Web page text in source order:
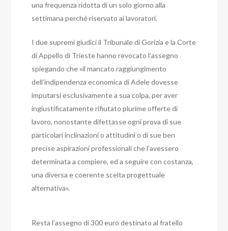
una frequenza ridotta di un solo giorno alla
settimana perché riservato ai lavoratori.
I due supremi giudici il Tribunale di Gorizia e la Corte
di Appello di Trieste hanno revocato l’assegno
spiegando che «il mancato raggiungimento
dell’indipendenza economica di Adele dovesse
imputarsi esclusivamente a sua colpa, per aver
ingiustificatamente rifiutato plurime offerte di
lavoro, nonostante difettasse ogni prova di sue
particolari inclinazioni o attitudini o di sue ben
precise aspirazioni professionali che l’avessero
determinata a compiere, ed a seguire con costanza,
una diversa e coerente scelta progettuale
alternativa».
Resta l’assegno di 300 euro destinato al fratello